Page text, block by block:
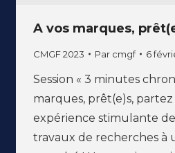
A vos marques,
CMGF 2023 Par cmgf 6
Session « 3 minutes
marques, prêt(e)s,
expérience stimulante
travaux de recherches à